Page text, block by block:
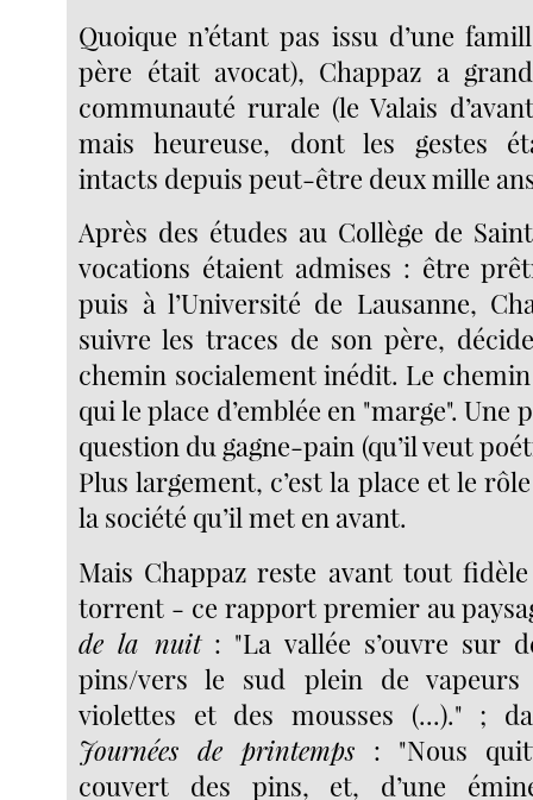
Quoique n’étant pas issu d’une
père était avocat), Chappaz a
communauté rurale (le Valais
mais heureuse, dont les gestes
intacts depuis peut-être deux mille
Après des études au Collège de
vocations étaient admises : être
puis à l’Université de Lausanne,
suivre les traces de son père,
chemin socialement inédit. Le
qui le place d’emblée en "marge". Une
question du gagne-pain (qu’il veut
Plus largement, c’est la place et le
la société qu’il met en avant.
Mais Chappaz reste avant tout
torrent - ce rapport premier au
de la nuit: "La vallée s’ouvre sur
pins/vers le sud plein de vapeurs
violettes et des mousses (...)." ;
Journées de printemps : "Nous
couvert des pins, et, d’une